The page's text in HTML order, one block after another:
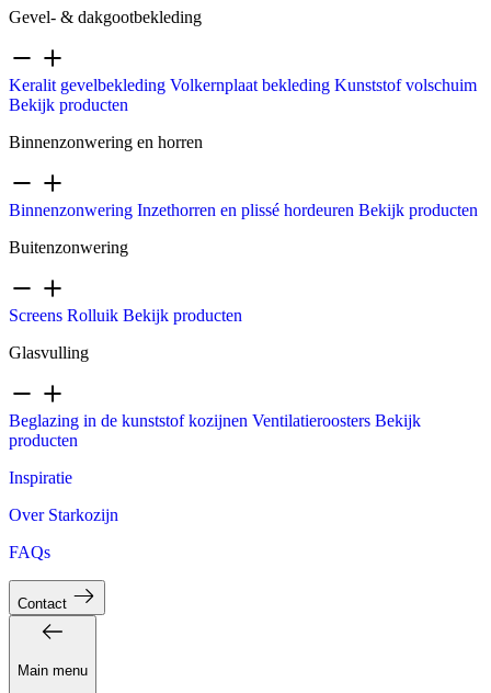
Gevel- & dakgootbekleding
Keralit gevelbekleding Volkernplaat bekleding Kunststof volschuim
Bekijk producten
Binnenzonwering en horren
Binnenzonwering Inzethorren en plissé hordeuren Bekijk producten
Buitenzonwering
Screens Rolluik Bekijk producten
Glasvulling
Beglazing in de kunststof kozijnen Ventilatieroosters Bekijk
producten
Inspiratie
Over Starkozijn
FAQs
Contact
Main menu